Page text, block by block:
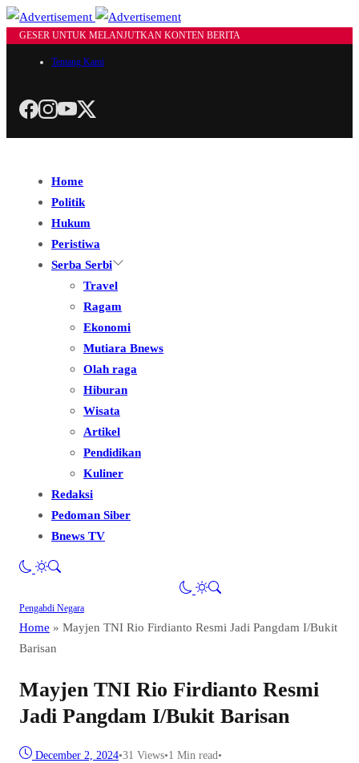
GESER UNTUK MELANJUTKAN KONTEN BERITA
Tentang Kami
Home
Politik
Hukum
Peristiwa
Serba Serbi
Travel
Ragam
Ekonomi
Mutiara Bnews
Olah raga
Hiburan
Wisata
Artikel
Pendidikan
Kuliner
Redaksi
Pedoman Siber
Bnews TV
Pengabdi Negara
Home » Mayjen TNI Rio Firdianto Resmi Jadi Pangdam I/Bukit
Barisan
Mayjen TNI Rio Firdianto Resmi
Jadi Pangdam I/Bukit Barisan
December 2, 2024•31 Views•1 Min read•